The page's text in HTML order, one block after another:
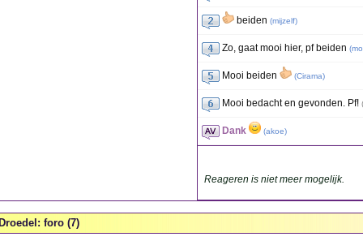
beiden (mijzelf)
Zo, gaat mooi hier, pf beiden (
Mooi beiden (Cirama)
Mooi bedacht en gevonden. Pf! (
Dank (akoe)
Reageren is niet meer mogelijk.
foro (7)